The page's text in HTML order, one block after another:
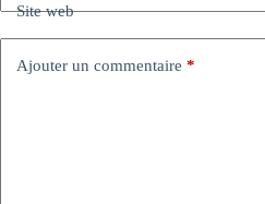
Site web
Ajouter un commentaire *